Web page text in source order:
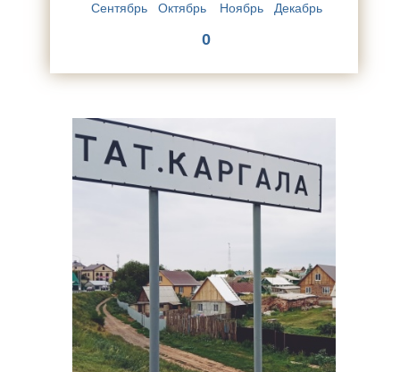
Сентябрь
Октябрь Ноябрь Декабрь
0